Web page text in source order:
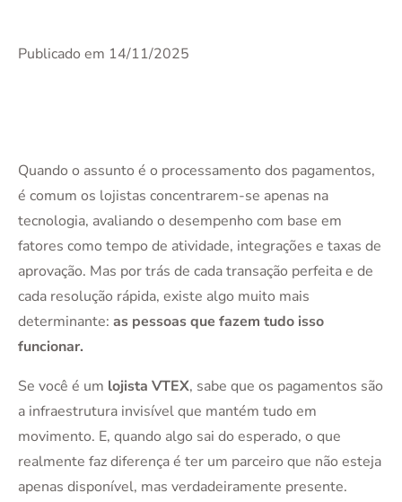
Publicado em 14/11/2025
Quando o assunto é o processamento dos pagamentos,
é comum os lojistas concentrarem-se apenas na
tecnologia, avaliando o desempenho com base em
fatores como tempo de atividade, integrações e taxas de
aprovação. Mas por trás de cada transação perfeita e de
cada resolução rápida, existe algo muito mais
determinante: as pessoas que fazem tudo isso
funcionar.
Se você é um lojista VTEX, sabe que os pagamentos são
a infraestrutura invisível que mantém tudo em
movimento. E, quando algo sai do esperado, o que
realmente faz diferença é ter um parceiro que não esteja
apenas disponível, mas verdadeiramente presente.